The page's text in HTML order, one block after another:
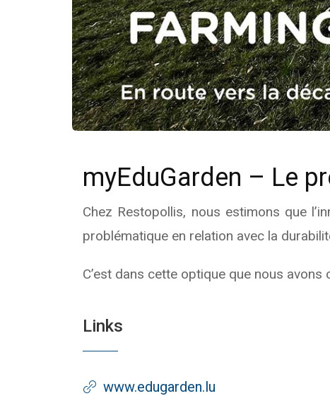
myEduGarden – Le
Chez Restopollis, nous estimons que
problématique en relation avec la
C’est dans cette optique que nous
Links
www.edugarden.lu